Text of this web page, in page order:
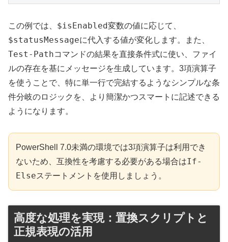
この例では、 $isEnabled変数の値に応じて、
$statusMessageに代入する値が変化します。また、
Test-Pathコマンドの結果を直接条件式に使い、ファイ
ルの存在を基にメッセージを生成しています。3項演算子
を使うことで、特に単一行で完結するようなシンプルな条
件分岐のロジックを、より簡潔かつスマートに記述できる
ようになります。
PowerShell 7.0未満の環境では3項演算子は利用でき
ないため、互換性を考慮する必要がある場合はIf-
Elseステートメントを使用しましょう。
高度な処理を実現：置換スクリプトと
正規表現の活用